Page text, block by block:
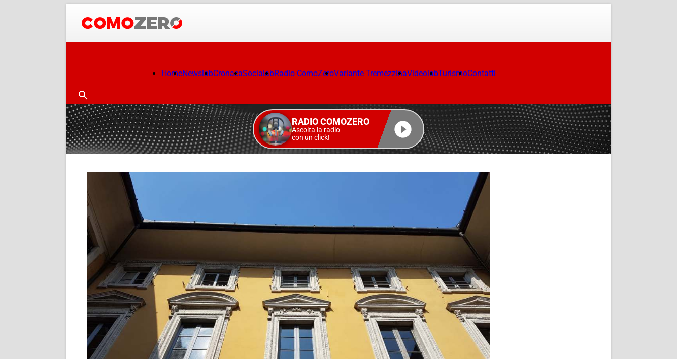
HomeNewslabCronacaSocialabRadio ComoZeroVariante TremezzinaVideolabTurismoContatti
RADIO COMOZERO
Ascolta la radio
con un click!